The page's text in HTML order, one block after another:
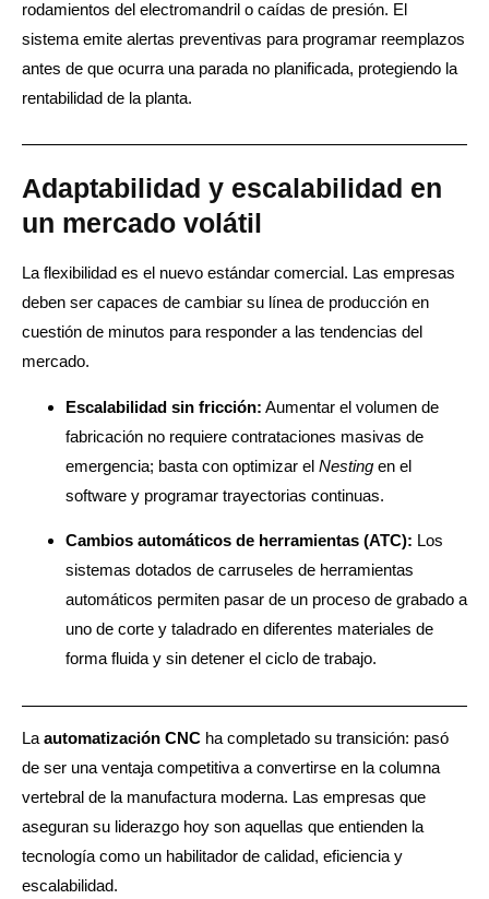
rodamientos del electromandril o caídas de presión. El
sistema emite alertas preventivas para programar reemplazos
antes de que ocurra una parada no planificada, protegiendo la
rentabilidad de la planta.
Adaptabilidad y escalabilidad en
un mercado volátil
La flexibilidad es el nuevo estándar comercial. Las empresas
deben ser capaces de cambiar su línea de producción en
cuestión de minutos para responder a las tendencias del
mercado.
Escalabilidad sin fricción: Aumentar el volumen de
fabricación no requiere contrataciones masivas de
emergencia; basta con optimizar el Nesting en el
software y programar trayectorias continuas.
Cambios automáticos de herramientas (ATC): Los
sistemas dotados de carruseles de herramientas
automáticos permiten pasar de un proceso de grabado a
uno de corte y taladrado en diferentes materiales de
forma fluida y sin detener el ciclo de trabajo.
La automatización CNC ha completado su transición: pasó
de ser una ventaja competitiva a convertirse en la columna
vertebral de la manufactura moderna. Las empresas que
aseguran su liderazgo hoy son aquellas que entienden la
tecnología como un habilitador de calidad, eficiencia y
escalabilidad.